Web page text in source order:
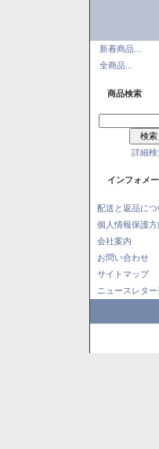
新着商品...
全商品...
商品検索
詳細検
インフォメー
配送と返品につ
個人情報保護方
会社案内
お問い合わせ
サイトマップ
ニュースレタ